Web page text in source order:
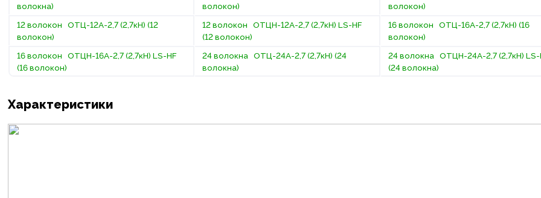
волокна)
волокон)
волокон)
12 волокон ОТЦ-12А-2,7 (2,7кН) (12
волокон)
12 волокон ОТЦН-12А-2,7 (2,7кН) LS-HF
(12 волокон)
16 волокон ОТЦ-16А-2,7 (2,7кН) (16
волокон)
16 волокон ОТЦН-16А-2,7 (2,7кН) LS-HF
(16 волокон)
24 волокна ОТЦ-24А-2,7 (2,7кН) (24
волокна)
24 волокна ОТЦН-24А-2,7 (2,7кН) LS-
(24 волокна)
Характеристики